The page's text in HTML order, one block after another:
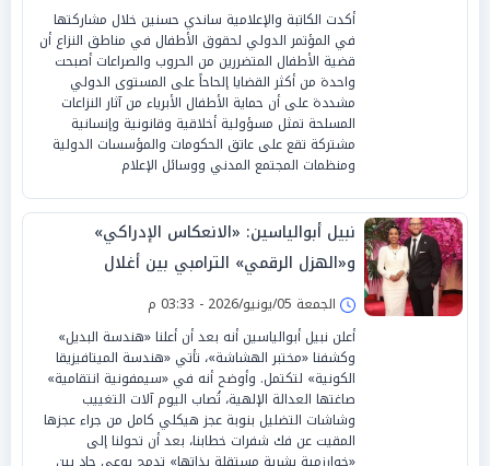
أكدت الكاتبة والإعلامية ساندي حسنين خلال مشاركتها
في المؤتمر الدولي لحقوق الأطفال في مناطق النزاع أن
قضية الأطفال المتضررين من الحروب والصراعات أصبحت
واحدة من أكثر القضايا إلحاحاً على المستوى الدولي
مشددة على أن حماية الأطفال الأبرياء من آثار النزاعات
المسلحة تمثل مسؤولية أخلاقية وقانونية وإنسانية
مشتركة تقع على عاتق الحكومات والمؤسسات الدولية
ومنظمات المجتمع المدني ووسائل الإعلام
نبيل أبوالياسين: «الانعكاس الإدراكي»
و«الهزل الرقمي» الترامبي بين أغلال
الكونغرس و«الاعترافات الارتدادية» لـ إلهان
عمر
الجمعة 05/يونيو/2026 - 03:33 م
أعلن نبيل أبوالياسين أنه بعد أن أعلنا «هندسة البديل»
وكشفنا «مختبر الهشاشة»، تأتي «هندسة الميتافيزيقا
الكونية» لتكتمل. وأوضح أنه في «سيمفونية انتقامية»
صاغتها العدالة الإلهية، تُصاب اليوم آلات التغييب
وشاشات التضليل بنوبة عجز هيكلي كامل من جراء عجزها
المقيت عن فك شفرات خطابنا، بعد أن تحولنا إلى